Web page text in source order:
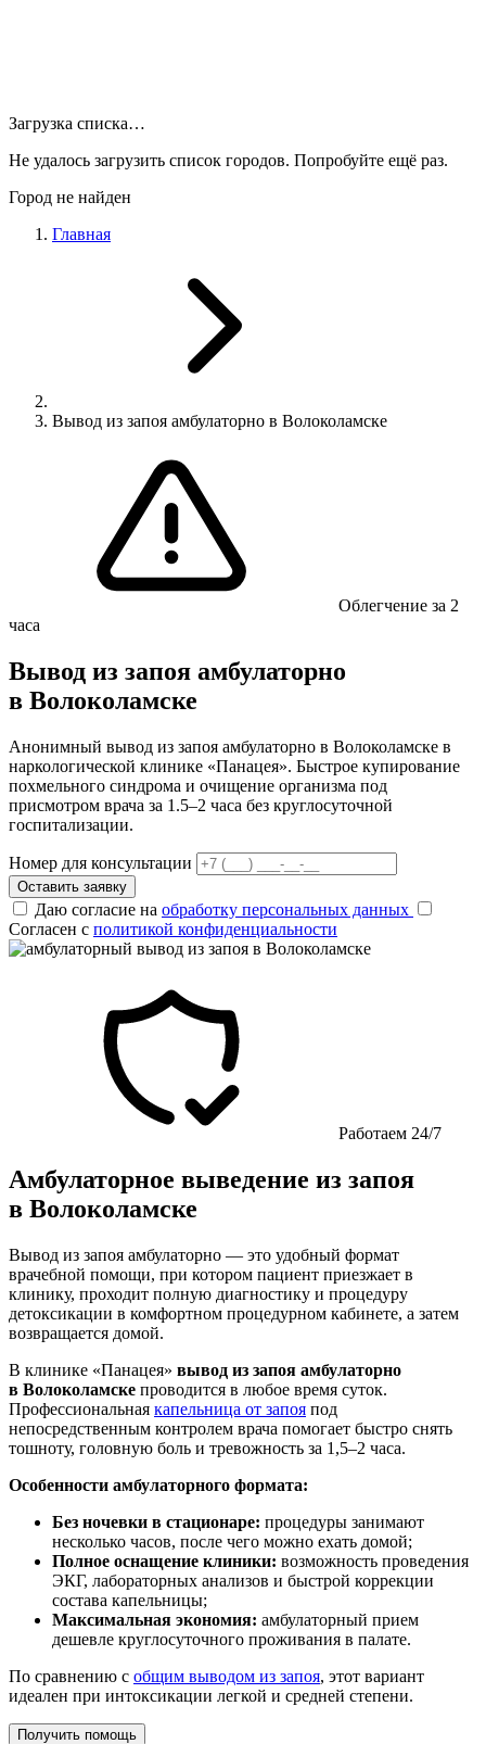
Загрузка списка…
Не удалось загрузить список городов. Попробуйте ещё раз.
Город не найден
Главная
Вывод из запоя амбулаторно в Волоколамске
Облегчение за 2
часа
Вывод из запоя амбулаторно
в Волоколамске
Анонимный вывод из запоя амбулаторно в Волоколамске в
наркологической клинике «Панацея». Быстрое купирование
похмельного синдрома и очищение организма под
присмотром врача за 1.5–2 часа без круглосуточной
госпитализации.
Номер для консультации
Оставить заявку
Даю согласие на обработку персональных данных
Согласен с политикой конфиденциальности
Работаем 24/7
Амбулаторное выведение из запоя
в Волоколамске
Вывод из запоя амбулаторно — это удобный формат
врачебной помощи, при котором пациент приезжает в
клинику, проходит полную диагностику и процедуру
детоксикации в комфортном процедурном кабинете, а затем
возвращается домой.
В клинике «Панацея» вывод из запоя амбулаторно
в Волоколамске проводится в любое время суток.
Профессиональная капельница от запоя под
непосредственным контролем врача помогает быстро снять
тошноту, головную боль и тревожность за 1,5–2 часа.
Особенности амбулаторного формата:
Без ночевки в стационаре: процедуры занимают
несколько часов, после чего можно ехать домой;
Полное оснащение клиники: возможность проведения
ЭКГ, лабораторных анализов и быстрой коррекции
состава капельницы;
Максимальная экономия: амбулаторный прием
дешевле круглосуточного проживания в палате.
По сравнению с общим выводом из запоя, этот вариант
идеален при интоксикации легкой и средней степени.
Получить помощь